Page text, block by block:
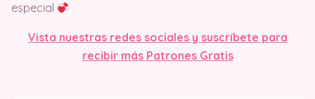
especial
Vista nuestras redes sociales y suscríbete para
recibir más Patrones Gratis